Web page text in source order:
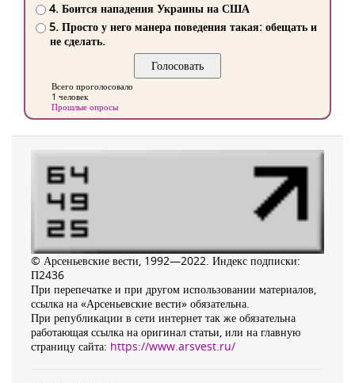
4. Боится нападения Украины на США
5. Просто у него манера поведения такая: обещать и
не сделать.
Всего проголосовало
1 человек
Прошлые опросы
© Арсеньевские вести, 1992—2022. Индекс подписки:
П2436
При перепечатке и при другом использовании материалов,
ссылка на «Арсеньевские вести» обязательна.
При републикации в сети интернет так же обязательна
работающая ссылка на оригинал статьи, или на главную
страницу сайта: https://www.arsvest.ru/